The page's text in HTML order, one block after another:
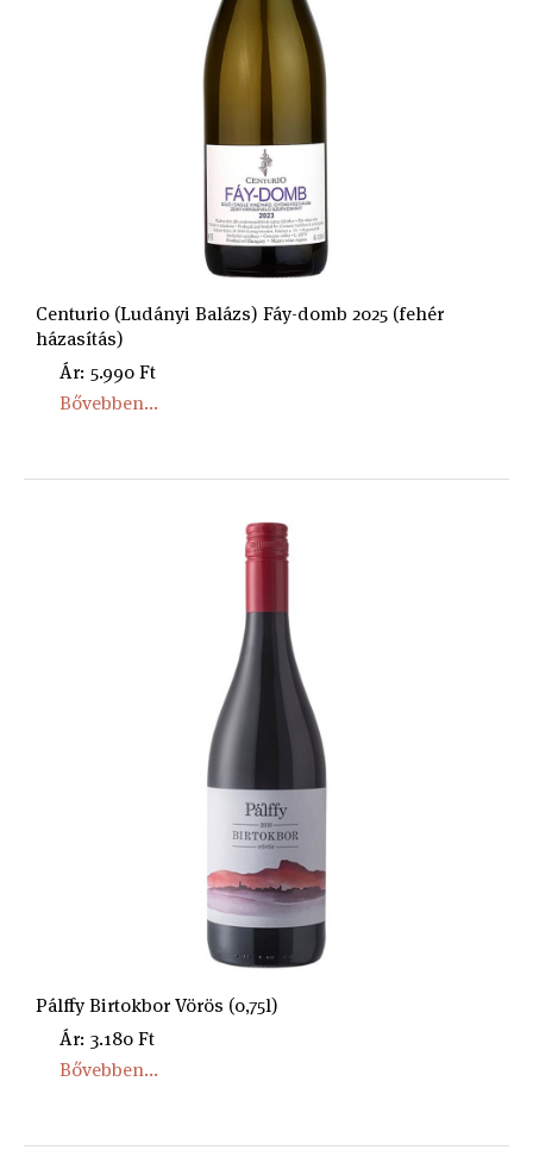
Centurio (Ludányi Balázs) Fáy-domb 2025 (fehér
házasítás)
Ár: 5.990 Ft
Bővebben...
Pálffy Birtokbor Vörös (0,75l)
Ár: 3.180 Ft
Bővebben...